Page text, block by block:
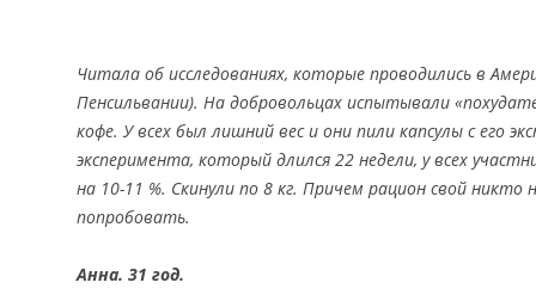
Читала об исследованиях, которые проводились в
Пенсильвании). На добровольцах испытывали
кофе. У всех был лишний вес и они пили капсулы с его
эксперимента, который длился 22 недели, у всех
на 10-11 %. Скинули по 8 кг. Причем рацион свой никто
попробовать.
Анна. 31 год.